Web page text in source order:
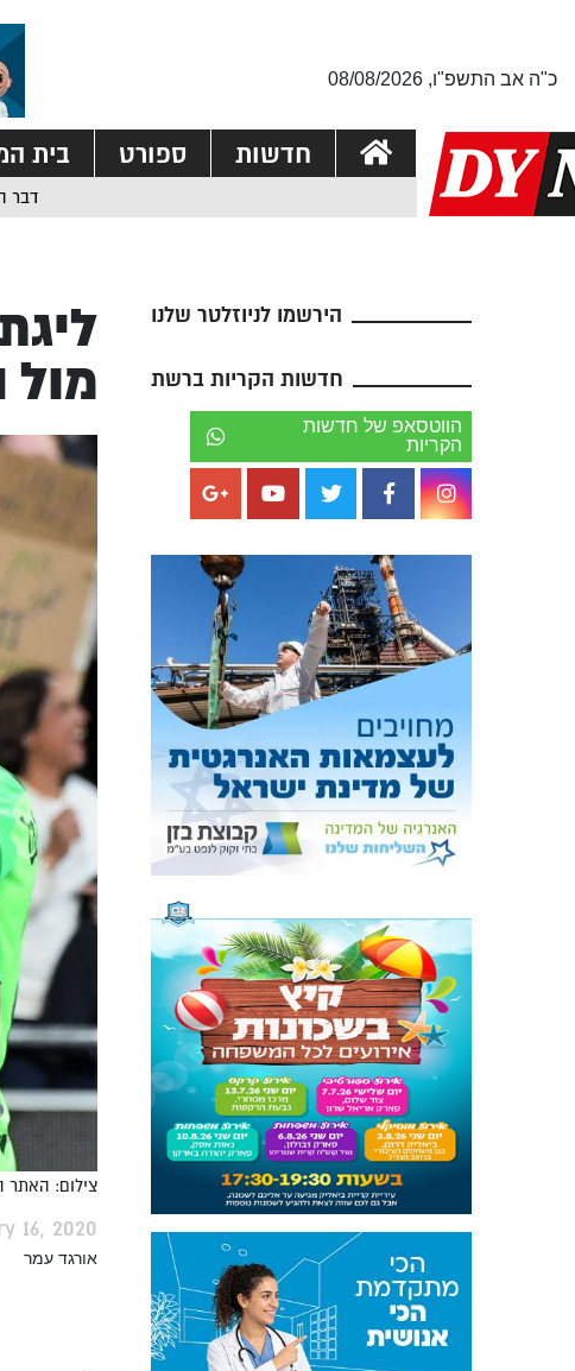
כ"ה אב התשפ"ו, 08/08/2026
חדשות ספורט בית
דבר
הירשמו לניוזלטר שלנו
חדשות הקריות ברשת
הווטסאפ של חדשות
הקריות
מול
צילום: האתר
16, 2020
אורגד עמר